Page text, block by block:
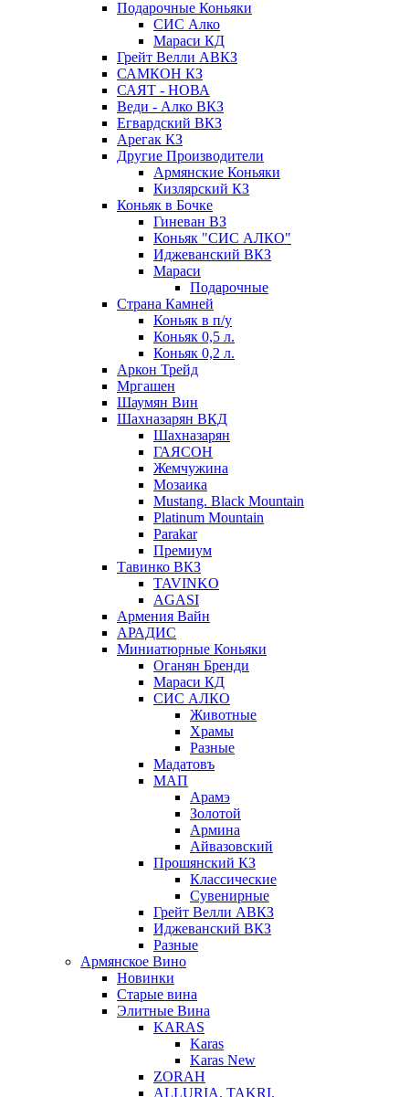
Подарочные Коньяки
СИС Алко
Мараси КД
Грейт Велли АВКЗ
САМКОН КЗ
САЯТ - НОВА
Веди - Алко ВКЗ
Егвардский ВКЗ
Арегак КЗ
Другие Производители
Армянские Коньяки
Кизлярский КЗ
Коньяк в Бочке
Гиневан ВЗ
Коньяк "СИС АЛКО"
Иджеванский ВКЗ
Мараси
Подарочные
Страна Камней
Коньяк в п/у
Коньяк 0,5 л.
Коньяк 0,2 л.
Аркон Трейд
Мргашен
Шаумян Вин
Шахназарян ВКД
Шахназарян
ГАЯСОН
Жемчужина
Мозаика
Mustang. Black Mountain
Platinum Mountain
Parakar
Премиум
Тавинко ВКЗ
TAVINKO
AGASI
Армения Вайн
АРАДИС
Миниатюрные Коньяки
Оганян Бренди
Мараси КД
СИС АЛКО
Животные
Храмы
Разные
Мадатовъ
МАП
Арамэ
Золотой
Армина
Айвазовский
Прошянский КЗ
Классические
Сувенирные
Грейт Велли АВКЗ
Иджеванский ВКЗ
Разные
Армянское Вино
Новинки
Старые вина
Элитные Вина
KARAS
Karas
Karas New
ZORAH
ALLURIA. TAKRI.